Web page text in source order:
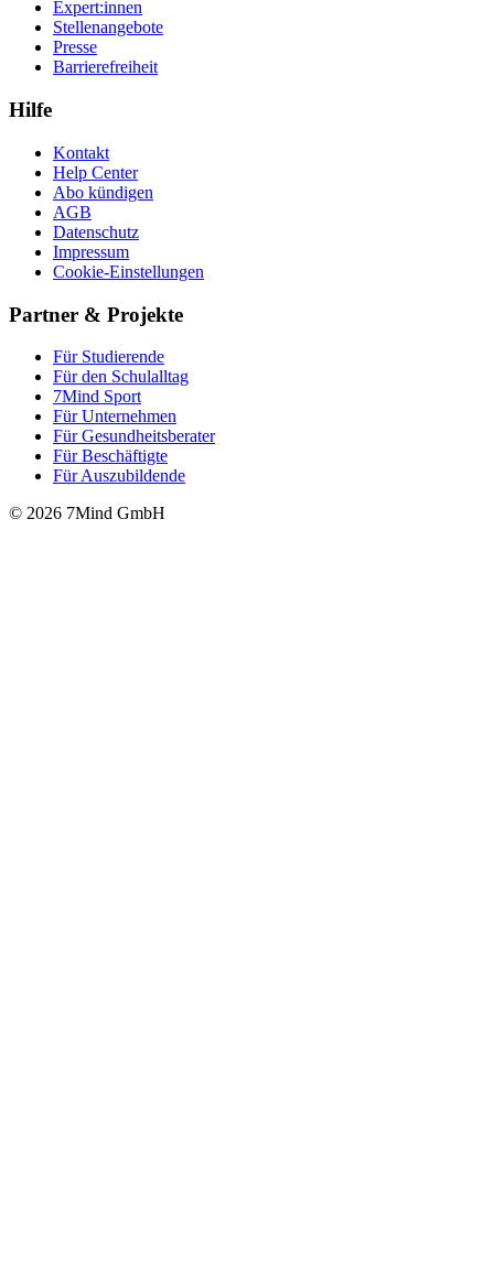
Expert:innen
Stellenangebote
Presse
Barrierefreiheit
Hilfe
Kontakt
Help Center
Abo kündigen
AGB
Datenschutz
Impressum
Cookie-Einstellungen
Partner & Projekte
Für Stu­die­rende
Für den Schulalltag
7Mind Sport
Für Unter­neh­men
Für Gesund­heits­be­ra­ter
Für Beschäftigte
Für Auszubildende
© 2026 7Mind GmbH